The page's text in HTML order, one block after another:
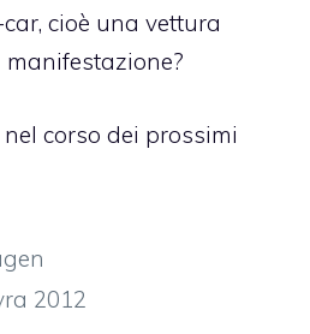
cioè una vettura
corso dei prossimi
2012